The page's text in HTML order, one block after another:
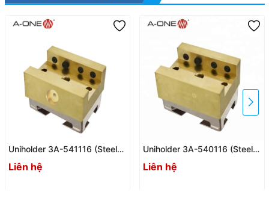
Uniholder 3A-541116 (Steel
holder 3A-531116)
Liên hệ
Uniholder 3A-540116 (Steel
holder 3A-530116)
Liên hệ